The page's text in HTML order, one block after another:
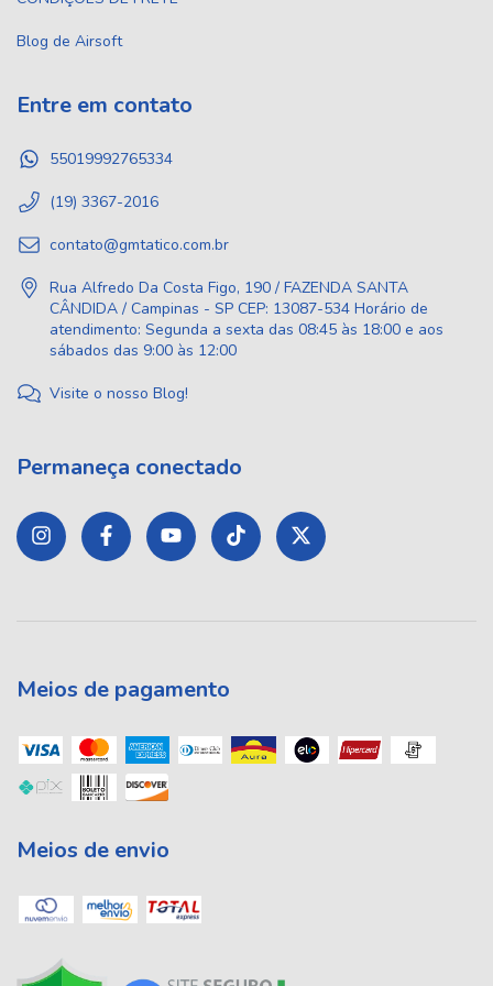
Blog de Airsoft
Entre em contato
55019992765334
(19) 3367-2016
contato@gmtatico.com.br
Rua Alfredo Da Costa Figo, 190 / FAZENDA SANTA
CÂNDIDA / Campinas - SP CEP: 13087-534 Horário de
atendimento: Segunda a sexta das 08:45 às 18:00 e aos
sábados das 9:00 às 12:00
Visite o nosso Blog!
Permaneça conectado
Meios de pagamento
Meios de envio